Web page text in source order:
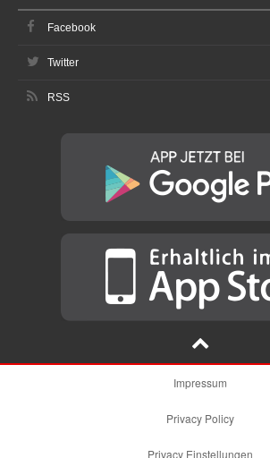
Facebook
Twitter
RSS
Impressum
Privacy Policy
Privacy Einstellungen